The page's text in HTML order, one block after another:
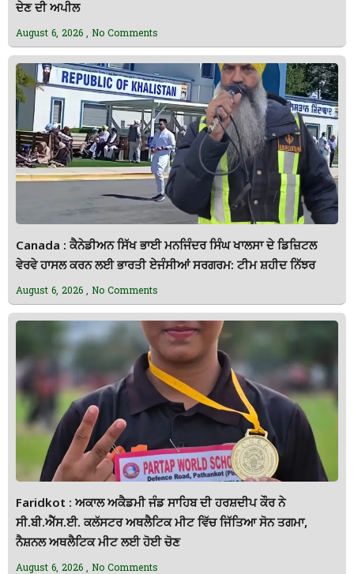
ਦੇਣ ਦੀ ਅਪੀਲ
August 6, 2026 No Comments
Canada : ਕੈਨੇਡੀਅਨ ਸਿੱਖ ਭਾਈ ਮਨਜਿੰਦਰ ਸਿੰਘ ਖਾਲਸਾ ਦੇ ਡਿਜ਼ਿਟਲ
ਵੇਰਵੇ ਹਾਸਲ ਕਰਨ ਲਈ ਭਾਰਤੀ ਏਜੰਸੀਆਂ ਸਰਗਰਮ: ਟੀਮ ਸ਼ਹੀਦ ਨਿੱਝਰ
August 6, 2026 No Comments
Faridkot : ਅਕਾਲ ਅਕੈਡਮੀ ਜੰਡ ਸਾਹਿਬ ਦੀ ਹਰਸ਼ਦੀਪ ਕੌਰ ਨੇ
ਸੀ.ਬੀ.ਐੱਸ.ਈ. ਕਲੱਸਟਰ ਅਥਲੈਟਿਕ ਮੀਟ ਵਿੱਚ ਜਿੱਤਿਆ ਸੋਨ ਤਗਮਾ,
ਨੈਸ਼ਨਲ ਅਥਲੈਟਿਕ ਮੀਟ ਲਈ ਹੋਈ ਚੋਣ
August 6, 2026 No Comments